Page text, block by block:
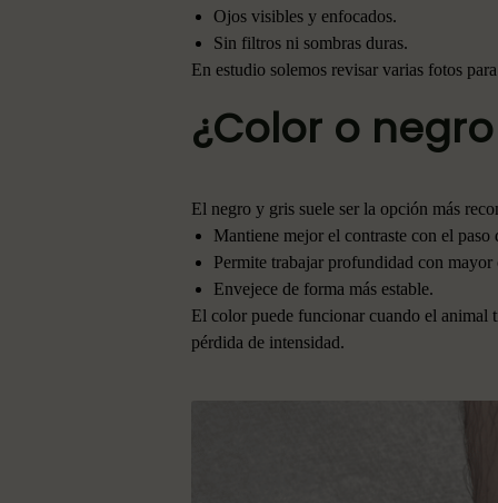
Ojos visibles y enfocados.
Sin filtros ni sombras duras.
En estudio solemos revisar varias fotos
¿Color o
El negro y gris suele ser la opción más
Mantiene mejor el contraste con el paso
Permite trabajar profundidad con mayor
Envejece de forma más estable.
El color puede funcionar cuando el animal
pérdida de intensidad.